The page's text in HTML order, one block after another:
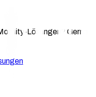
Lösungen? Gerne